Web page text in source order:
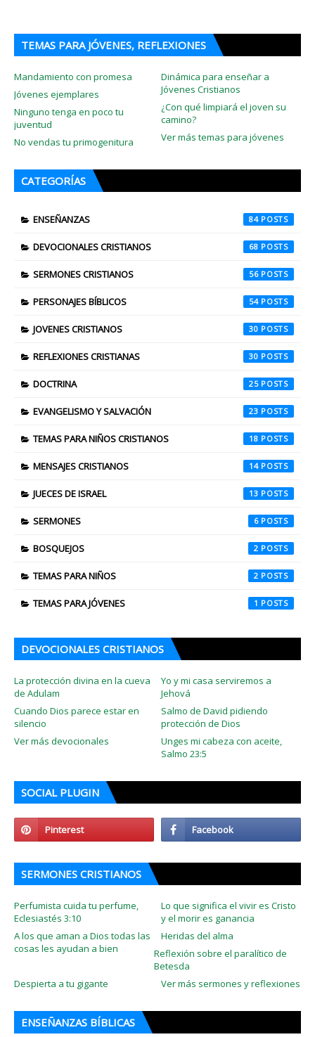
TEMAS PARA JÓVENES, REFLEXIONES
Mandamiento con promesa
Dinámica para enseñar a
Jóvenes Cristianos
Jóvenes ejemplares
¿Con qué limpiará el joven su
camino?
Ninguno tenga en poco tu
juventud
Ver más temas para jóvenes
No vendas tu primogenitura
CATEGORÍAS
ENSEÑANZAS 84
DEVOCIONALES CRISTIANOS 68
SERMONES CRISTIANOS 56
PERSONAJES BÍBLICOS 54
JOVENES CRISTIANOS 30
REFLEXIONES CRISTIANAS 30
DOCTRINA 25
EVANGELISMO Y SALVACIÓN 23
TEMAS PARA NIÑOS CRISTIANOS 18
MENSAJES CRISTIANOS 14
JUECES DE ISRAEL 13
SERMONES 6
BOSQUEJOS 2
TEMAS PARA NIÑOS 2
TEMAS PARA JÓVENES 1
DEVOCIONALES CRISTIANOS
La protección divina en la cueva
de Adulam
Yo y mi casa serviremos a
Jehová
Cuando Dios parece estar en
silencio
Salmo de David pidiendo
protección de Dios
Ver más devocionales
Unges mi cabeza con aceite,
Salmo 23:5
SOCIAL PLUGIN
SERMONES CRISTIANOS
Perfumista cuida tu perfume,
Eclesiastés 3:10
Lo que significa el vivir es Cristo
y el morir es ganancia
A los que aman a Dios todas las
cosas les ayudan a bien
Heridas del alma
Reflexión sobre el paralítico de
Betesda
Ver más sermones y reflexiones
Despierta a tu gigante
ENSEÑANZAS BÍBLICAS